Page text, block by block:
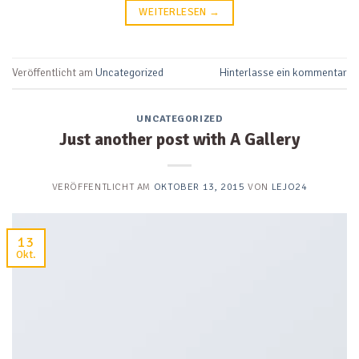
WEITERLESEN →
Veröffentlicht am Uncategorized Hinterlasse ein kommentar
UNCATEGORIZED
Just another post with A Gallery
VERÖFFENTLICHT AM OKTOBER 13, 2015 VON LEJO24
13
Okt.